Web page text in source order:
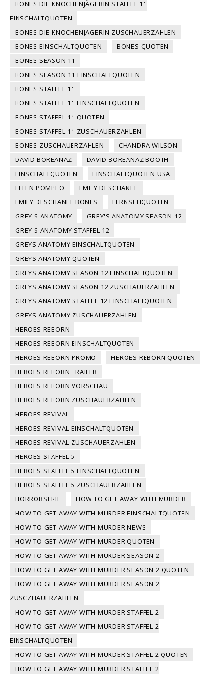
BONES DIE KNOCHENJÄGERIN STAFFEL 11
EINSCHALTQUOTEN
BONES DIE KNOCHENJÄGERIN ZUSCHAUERZAHLEN
BONES EINSCHALTQUOTEN
BONES QUOTEN
BONES SEASON 11
BONES SEASON 11 EINSCHALTQUOTEN
BONES STAFFEL 11
BONES STAFFEL 11 EINSCHALTQUOTEN
BONES STAFFEL 11 QUOTEN
BONES STAFFEL 11 ZUSCHAUERZAHLEN
BONES ZUSCHAUERZAHLEN
CHANDRA WILSON
DAVID BOREANAZ
DAVID BOREANAZ BOOTH
EINSCHALTQUOTEN
EINSCHALTQUOTEN USA
ELLEN POMPEO
EMILY DESCHANEL
EMILY DESCHANEL BONES
FERNSEHQUOTEN
GREY'S ANATOMY
GREY'S ANATOMY SEASON 12
GREY'S ANATOMY STAFFEL 12
GREYS ANATOMY EINSCHALTQUOTEN
GREYS ANATOMY QUOTEN
GREYS ANATOMY SEASON 12 EINSCHALTQUOTEN
GREYS ANATOMY SEASON 12 ZUSCHAUERZAHLEN
GREYS ANATOMY STAFFEL 12 EINSCHALTQUOTEN
GREYS ANATOMY ZUSCHAUERZAHLEN
HEROES REBORN
HEROES REBORN EINSCHALTQUOTEN
HEROES REBORN PROMO
HEROES REBORN QUOTEN
HEROES REBORN TRAILER
HEROES REBORN VORSCHAU
HEROES REBORN ZUSCHAUERZAHLEN
HEROES REVIVAL
HEROES REVIVAL EINSCHALTQUOTEN
HEROES REVIVAL ZUSCHAUERZAHLEN
HEROES STAFFEL 5
HEROES STAFFEL 5 EINSCHALTQUOTEN
HEROES STAFFEL 5 ZUSCHAUERZAHLEN
HORRORSERIE
HOW TO GET AWAY WITH MURDER
HOW TO GET AWAY WITH MURDER EINSCHALTQUOTEN
HOW TO GET AWAY WITH MURDER NEWS
HOW TO GET AWAY WITH MURDER QUOTEN
HOW TO GET AWAY WITH MURDER SEASON 2
HOW TO GET AWAY WITH MURDER SEASON 2 QUOTEN
HOW TO GET AWAY WITH MURDER SEASON 2
ZUSCZHAUERZAHLEN
HOW TO GET AWAY WITH MURDER STAFFEL 2
HOW TO GET AWAY WITH MURDER STAFFEL 2
EINSCHALTQUOTEN
HOW TO GET AWAY WITH MURDER STAFFEL 2 QUOTEN
HOW TO GET AWAY WITH MURDER STAFFEL 2